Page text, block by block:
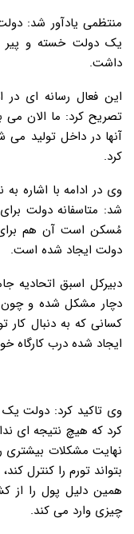
منتظمی یادآور شد:
یک دولت خسته و پیر
داشت.
این فعال رسانه ای در
تصریح کرد: ما الان می
آنها در داخل تولید می
کرد.
وی در ادامه با اشاره
شد: متاسفانه دولت
مُسکن است آن هم برای
دولت ایجاد شده است.
دبیرکل اسبق اتحادیه
دچار مشکل شده و چون
کسانی که به دنبال کار
ایجاد شده درب کارگاه
وی تاکید کرد: دولت
کرد که هیچ نتیجه ای
نهایت مشکلات بیشتری
بتواند تورم را کنترل
همین دلیل پول را از
چیزی وارد می کند.